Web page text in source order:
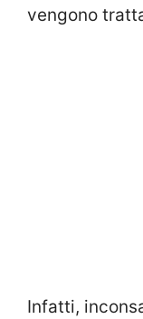
vengono
Infatti,